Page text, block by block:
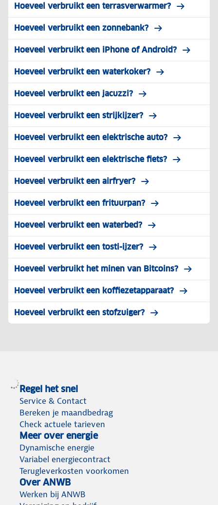
Hoeveel verbruikt een terrasverwarmer?
Hoeveel verbruikt een zonnebank?
Hoeveel verbruikt een iPhone of Android?
Hoeveel verbruikt een waterkoker?
Hoeveel verbruikt een jacuzzi?
Hoeveel verbruikt een strijkijzer?
Hoeveel verbruikt een elektrische auto?
Hoeveel verbruikt een elektrische fiets?
Hoeveel verbruikt een airfryer?
Hoeveel verbruikt een frituurpan?
Hoeveel verbruikt een waterbed?
Hoeveel verbruikt een tosti-ijzer?
Hoeveel verbruikt het minen van Bitcoins?
Hoeveel verbruikt een koffiezetapparaat?
Hoeveel verbruikt een stofzuiger?
Regel het snel
Service & Contact
Bereken je maandbedrag
Check actuele tarieven
Meer over energie
Dynamische energie
Variabel energiecontract
Terugleverkosten voorkomen
Over ANWB
Werken bij ANWB